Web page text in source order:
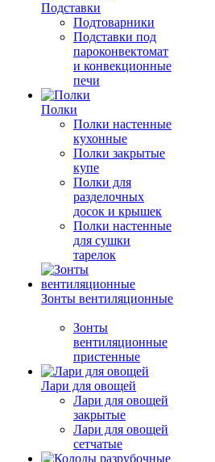
Подставки
Подтоварники
Подставки под
пароконвектомат
и конвекционные
печи
Полки
Полки настенные
кухонные
Полки закрытые
купе
Полки для
разделочных
досок и крышек
Полки настенные
для сушки
тарелок
Зонты вентиляционные
Зонты
вентиляционные
пристенные
Лари для овощей
Лари для овощей
закрытые
Лари для овощей
сетчатые